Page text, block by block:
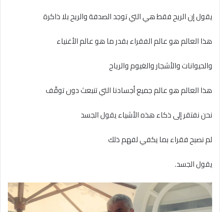
يقول إن الريح فقط هي التي توجد الصدفة والريح بلا ذاكرة
هذا العالم هو عالم الفقراء بقدر ما هو عالم الأغنياء
والحيوانات والأشجار والغيوم والرياح
هذا العالم هو عالم جميع أجسادنا التي تنبعث دون توقّف
نحن نفتقر إلى ذكاء هذه الأشياء يقول الجسد
لم نصبح فقراء بما يكفي لفهم ذلك
يقول الجسد.